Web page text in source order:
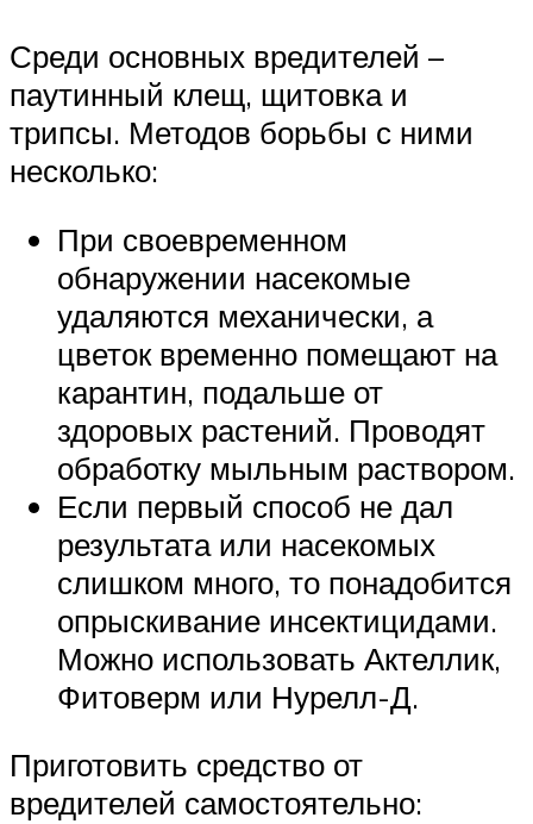
Среди основных вредителей –
паутинный клещ, щитовка и
трипсы. Методов борьбы с ними
несколько:
При своевременном
обнаружении насекомые
удаляются механически, а
цветок временно помещают на
карантин, подальше от
здоровых растений. Проводят
обработку мыльным раствором.
Если первый способ не дал
результата или насекомых
слишком много, то понадобится
опрыскивание инсектицидами.
Можно использовать Актеллик,
Фитоверм или Нурелл-Д.
Приготовить средство от
вредителей самостоятельно: